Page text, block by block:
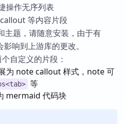
操作无序列表
callout 等内容片段
主题，请随意安装，由于有
响到上游库的更改。
自定义的片段：
为 note callout 样式，note 可
等
mermaid 代码块